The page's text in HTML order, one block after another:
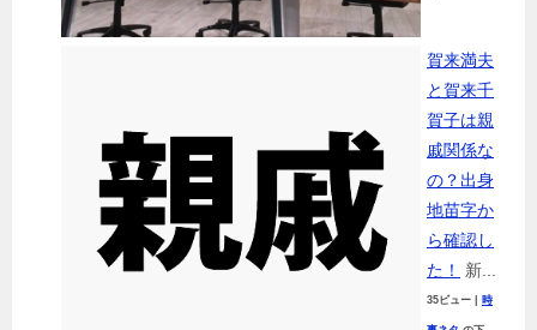
賀来満夫
と賀来千
賀子は親
戚関係な
の？出身
地苗字か
ら確認し
た！
新...
35ビュー 時